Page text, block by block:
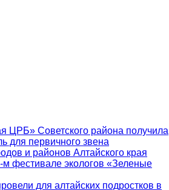
ЦРБ» Советского района получила
для первичного звена
и районов Алтайского края
м фестивале экологов «Зеленые
для алтайских подростков в